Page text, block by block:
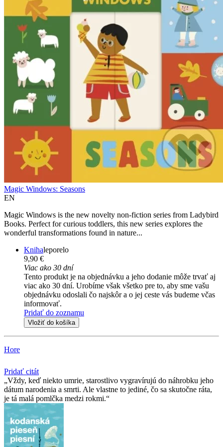
Magic Windows: Seasons
EN
Magic Windows is the new novelty non-fiction series from Ladybird
Books. Perfect for curious toddlers, this new series explores the
wonderful transformations found in nature...
Knihaleporelo
9,90 €
Viac ako 30 dní
Tento produkt je na objednávku a jeho dodanie môže trvať aj
viac ako 30 dní. Urobíme však všetko pre to, aby sme vašu
objednávku odoslali čo najskôr a o jej ceste vás budeme včas
informovať.
Pridať do zoznamu
Vložiť do košíka
Hore
Pridať citát
Vždy, keď niekto umrie, starostlivo vygravírujú do náhrobku jeho
dátum narodenia a smrti. Ale vlastne to jediné, čo sa skutočne ráta,
je tá malá pomlčka medzi rokmi.